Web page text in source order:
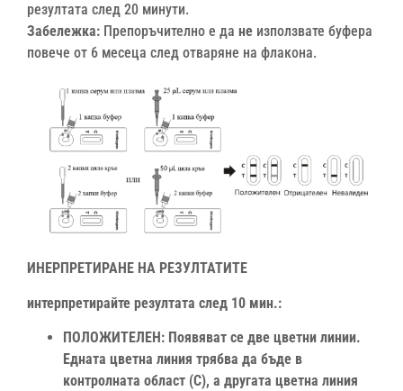
резултата след 20 минути.
Забележка: Препоръчително е да не използвате буфера
повече от 6 месеца след отваряне на флакона.
ИНЕРПРЕТИРАНЕ НА РЕЗУЛТАТИТЕ
интерпретирайте резултата след 10 мин.:
ПОЛОЖИТЕЛЕН: Появяват се две цветни линии.
Едната цветна линия трябва да бъде в
контролната област (C), а другата цветна линия